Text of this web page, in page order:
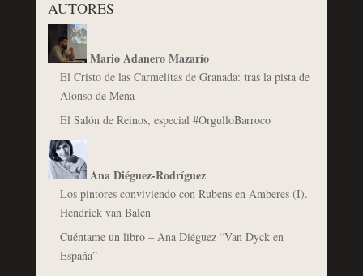
AUTORES
Mario Adanero Mazarío
El Cristo de las Carmelitas de Granada: tras la pista de
Alonso de Mena
El Salón de Reinos, especial #OrgulloBarroco
Ana Diéguez-Rodríguez
Los pintores conviviendo con Rubens en Amberes (I).
Hendrick van Balen
Cuéntame un libro – Ana Diéguez “Van Dyck en
España”